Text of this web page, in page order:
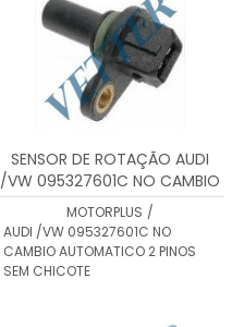
SENSOR DE ROTAÇÃO AUDI
/VW 095327601C NO CAMBIO
AUTOMATICO 2 PINOS SEM
CHICOTE
MOTORPLUS /
AUDI /VW 095327601C NO
CAMBIO AUTOMATICO 2 PINOS
SEM CHICOTE